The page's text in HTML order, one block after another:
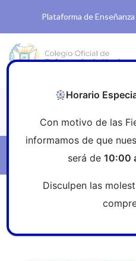
Plataforma de
»
Horario
Con motivo de las
informamos de que
será de 10:00
Disculpen las